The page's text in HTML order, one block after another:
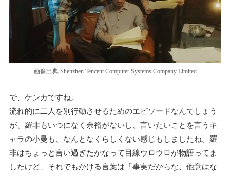
画像出典 Shenzhen Tencent Computer Systems Company Limited
で、ケンカですね。
流れ的に二人を別行動させるためのエピソードなんでしょう
が、羅非もいつになく余裕がないし、言いたいことを言うキ
ャラの小曼も、なんとなくらしくない感じもしましたね。羅
非はちょっと言い過ぎたかなって目線ウロウロが物語ってま
したけど、それでもかける言葉は「事実だからな、他意はな